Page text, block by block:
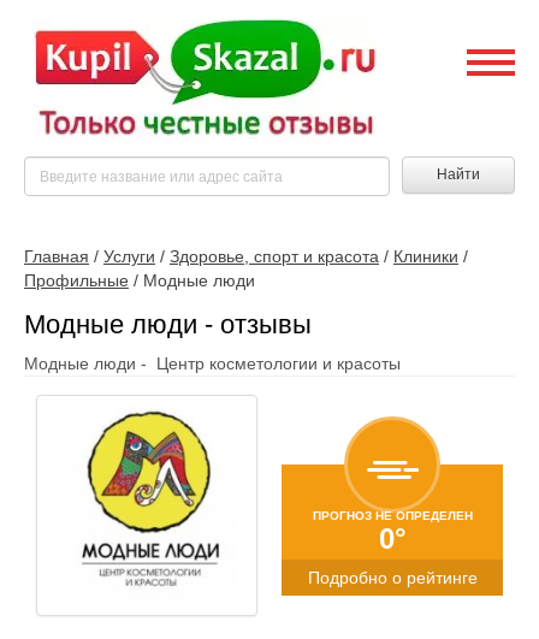
Найти
Главная / Услуги / Здоровье, спорт и красота / Клиники /
Профильные / Модные люди
Модные люди - отзывы
Модные люди - Центр косметологии и красоты
ПРОГНОЗ НЕ ОПРЕДЕЛЕН
0°
Подробно о рейтинге